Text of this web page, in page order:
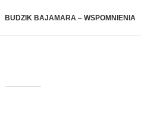
BUDZIK BAJAMARA – WSPOMNIENIA